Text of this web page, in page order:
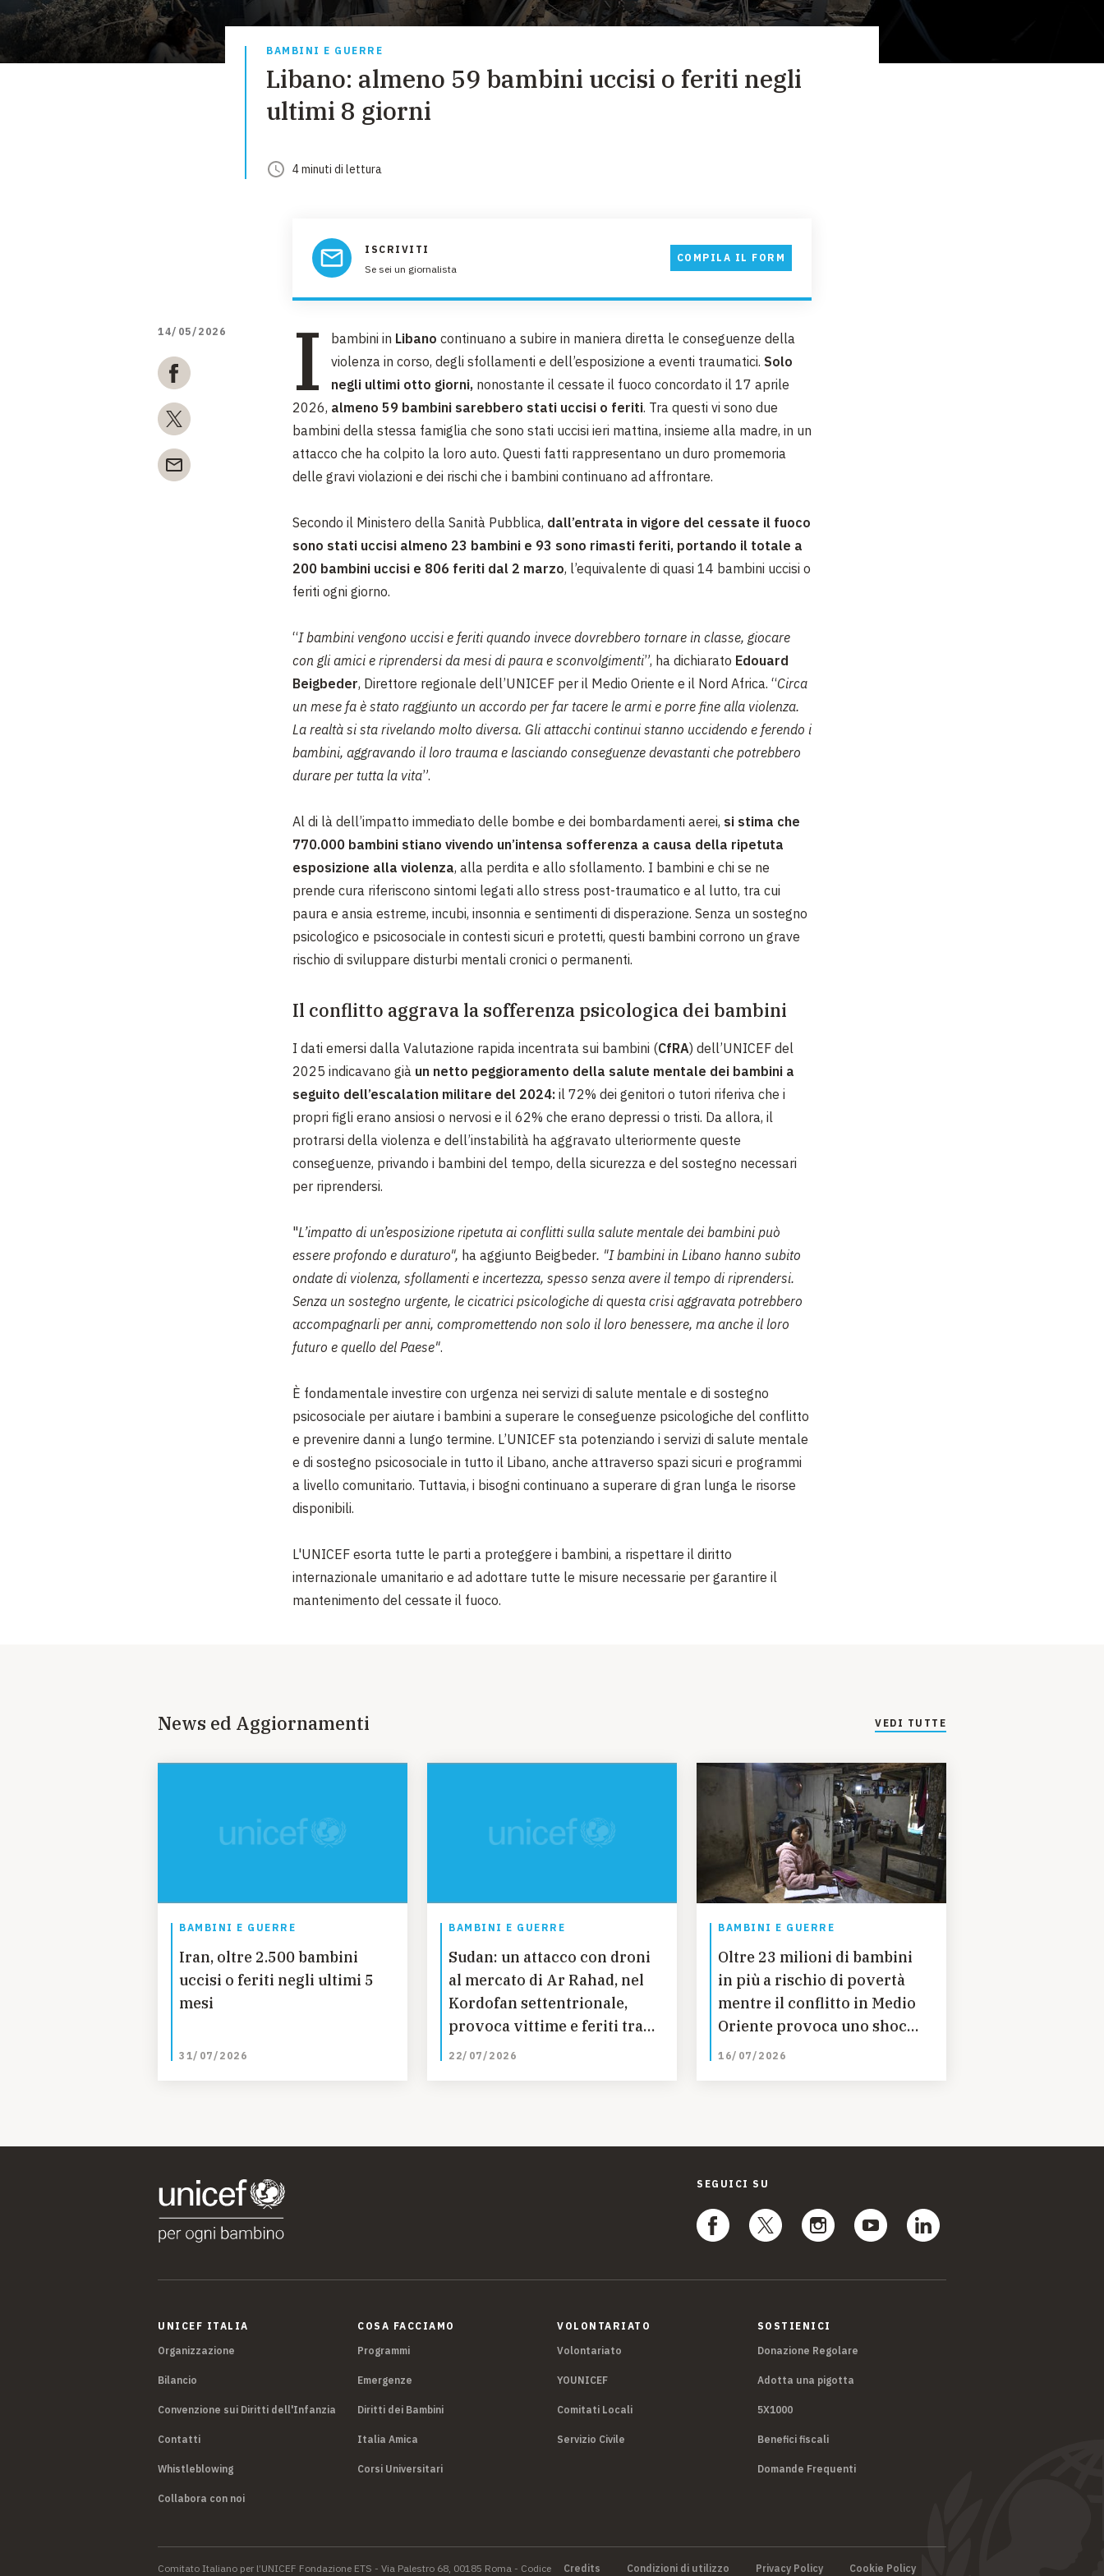
EMERGENZE
DIVERSI MODI PER DONARE. SCEGLI IL PIÙ
BAMBINI E GUERRE
Libano: almeno 59 bambini uccisi o feriti negli
ultimi 8 giorni
4minuti di lettura
ISCRIVITI
Se sei un giornalista
COMPILA IL FORM
14/05/2026 I bambini in Libano continuano a subire in maniera diretta le conseguenze della
violenza in corso, degli sfollamenti e dell’esposizione a eventi traumatici. Solo
negli ultimi otto giorni, nonostante il cessate il fuoco concordato il 17 aprile
2026, almeno 59 bambini sarebbero stati uccisi o feriti. Tra questi vi sono due
bambini della stessa famiglia che sono stati uccisi ieri mattina, insieme alla madre, in un
attacco che ha colpito la loro auto. Questi fatti rappresentano un duro promemoria
delle gravi violazioni e dei rischi che i bambini continuano ad affrontare.
Secondo il Ministero della Sanità Pubblica, dall’entrata in vigore del cessate il fuoco
sono stati uccisi almeno 23 bambini e 93 sono rimasti feriti, portando il totale a
200 bambini uccisi e 806 feriti dal 2 marzo, l’equivalente di quasi 14 bambini uccisi o
feriti ogni giorno.
“I bambini vengono uccisi e feriti quando invece dovrebbero tornare in classe, giocare
con gli amici e riprendersi da mesi di paura e sconvolgimenti”, ha dichiarato Edouard
Beigbeder, Direttore regionale dell’UNICEF per il Medio Oriente e il Nord Africa. “Circa
un mese fa è stato raggiunto un accordo per far tacere le armi e porre fine alla violenza.
La realtà si sta rivelando molto diversa. Gli attacchi continui stanno uccidendo e ferendo i
bambini, aggravando il loro trauma e lasciando conseguenze devastanti che potrebbero
durare per tutta la vita”.
Al di là dell’impatto immediato delle bombe e dei bombardamenti aerei, si stima che
770.000 bambini stiano vivendo un’intensa sofferenza a causa della ripetuta
esposizione alla violenza, alla perdita e allo sfollamento. I bambini e chi se ne
prende cura riferiscono sintomi legati allo stress post-traumatico e al lutto, tra cui
paura e ansia estreme, incubi, insonnia e sentimenti di disperazione. Senza un sostegno
psicologico e psicosociale in contesti sicuri e protetti, questi bambini corrono un grave
rischio di sviluppare disturbi mentali cronici o permanenti.
Il conflitto aggrava la sofferenza psicologica dei bambini
I dati emersi dalla Valutazione rapida incentrata sui bambini (CfRA) dell’UNICEF del
2025 indicavano già un netto peggioramento della salute mentale dei bambini a
seguito dell’escalation militare del 2024: il 72% dei genitori o tutori riferiva che i
propri figli erano ansiosi o nervosi e il 62% che erano depressi o tristi. Da allora, il
protrarsi della violenza e dell’instabilità ha aggravato ulteriormente queste
conseguenze, privando i bambini del tempo, della sicurezza e del sostegno necessari
per riprendersi.
"L’impatto di un’esposizione ripetuta ai conflitti sulla salute mentale dei bambini può
essere profondo e duraturo", ha aggiunto Beigbeder. "I bambini in Libano hanno subito
ondate di violenza, sfollamenti e incertezza, spesso senza avere il tempo di riprendersi.
Senza un sostegno urgente, le cicatrici psicologiche diquesta crisi aggravata potrebbero
accompagnarli per anni, compromettendo non solo il loro benessere, ma anche il loro
futuro e quello del Paese".
È fondamentale investire con urgenza nei servizi di salute mentale e di sostegno
psicosociale per aiutare i bambini a superare le conseguenze psicologiche del conflitto
e prevenire danni a lungo termine. L’UNICEF sta potenziando i servizi di salute mentale
e di sostegno psicosociale in tutto il Libano, anche attraverso spazi sicuri e programmi
a livello comunitario. Tuttavia, i bisogni continuano a superare di gran lunga le risorse
disponibili.
L'UNICEF esorta tutte le parti a proteggere i bambini, a rispettare il diritto
internazionale umanitario e ad adottare tutte le misure necessarie per garantire il
mantenimento del cessate il fuoco.
News ed Aggiornamenti VEDI TUTTE
BAMBINI E GUERRE
Iran, oltre 2.500 bambini
uccisi o feriti negli ultimi 5
mesi
31/07/2026
BAMBINI E GUERRE
Sudan: un attacco con droni
al mercato di Ar Rahad, nel
Kordofan settentrionale,
provoca vittime e feriti tra i
bambini
22/07/2026
BAMBINI E GUERRE
Oltre 23 milioni di bambini
in più a rischio di povertà
mentre il conflitto in Medio
Oriente provoca uno shock
economico globale
16/07/2026
SEGUICI SU
UNICEF ITALIA
Organizzazione
Bilancio
Convenzione sui Diritti dell'Infanzia
Contatti
Whistleblowing
Collabora con noi
COSA FACCIAMO
Programmi
Emergenze
Diritti dei Bambini
Italia Amica
Corsi Universitari
VOLONTARIATO
Volontariato
YOUNICEF
Comitati Locali
Servizio Civile
SOSTIENICI
Donazione Regolare
Adotta una pigotta
5X1000
Benefici fiscali
Domande Frequenti
Credits Condizioni di utilizzo Privacy Policy Cookie Policy
Comitato Italiano per l’UNICEF Fondazione ETS - Via Palestro 68, 00185 Roma - Codice